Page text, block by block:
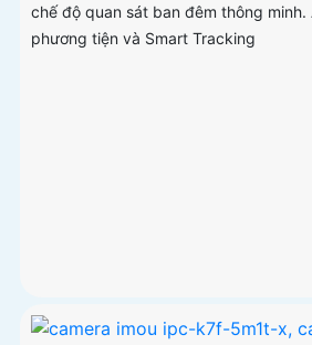
chế độ quan sát ban đêm thông minh.
phương tiện và Smart Tracking